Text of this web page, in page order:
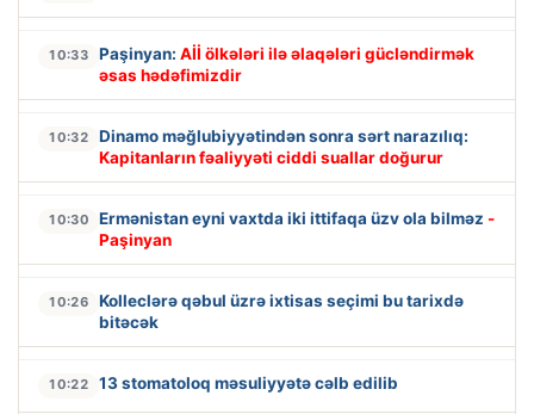
10:33 Paşinyan: Aİİ ölkələri ilə əlaqələri gücləndirmək
əsas hədəfimizdir
10:32
Dinamo məğlubiyyətindən sonra sərt narazılıq:
Kapitanların fəaliyyəti ciddi suallar doğurur
10:30 Ermənistan eyni vaxtda iki ittifaqa üzv ola bilməz -
Paşinyan
10:26
Kolleclərə qəbul üzrə ixtisas seçimi bu tarixdə
bitəcək
10:22 13 stomatoloq məsuliyyətə cəlb edilib